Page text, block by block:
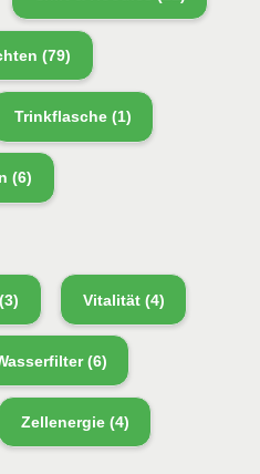
(79)
Trinkflasche(1)
(6)
(3) Vitalität(4)
(6)
Zellenergie(4)